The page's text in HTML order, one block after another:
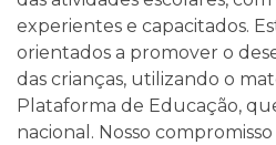
experientes e capacitados.
orientados a promover o
das crianças, utilizando o
Plataforma de Educação,
nacional. Nosso